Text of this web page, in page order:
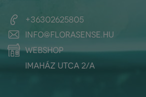
+36302625805
info@florasense.hu
webshop
Imaház utca 2/a